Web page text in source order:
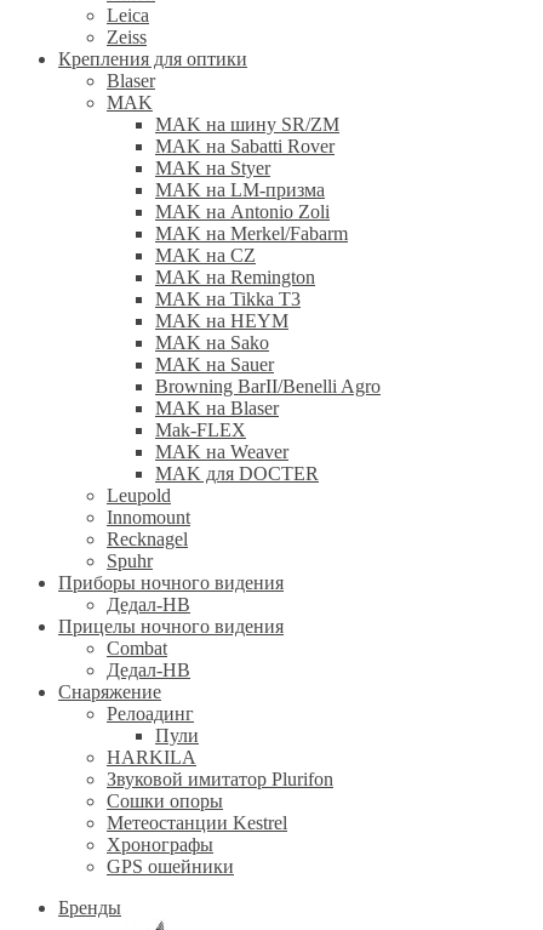
Leica
Zeiss
Крепления для оптики
Blaser
MAK
MAK на шину SR/ZM
MAK на Sabatti Rover
MAK на Styer
MAK на LM-призма
MAK на Antonio Zoli
MAK на Merkel/Fabarm
MAK на CZ
MAK на Remington
MAK на Tikka T3
MAK на HEYM
MAK на Sako
MAK на Sauer
Browning BarII/Benelli Agro
MAK на Blaser
Mak-FLEX
MAK на Weaver
MAK для DOCTER
Leupold
Innomount
Recknagel
Spuhr
Приборы ночного видения
Дедал-НВ
Прицелы ночного видения
Combat
Дедал-НВ
Снаряжение
Релоадинг
Пули
HARKILA
Звуковой имитатор Plurifon
Сошки опоры
Метеостанции Kestrel
Хронографы
GPS ошейники
Бренды